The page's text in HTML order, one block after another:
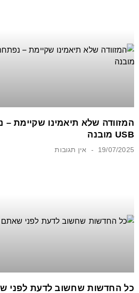
המזוודה שלא תיאמינו שקיימת
USB מובנה
19/07/2025 אין תגובות
כל החדשות שחשוב לדעת לפני